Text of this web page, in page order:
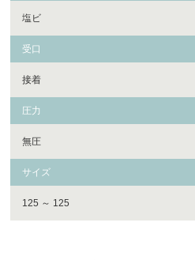
塩ビ
受口
接着
圧力
無圧
サイズ
125 ～ 125